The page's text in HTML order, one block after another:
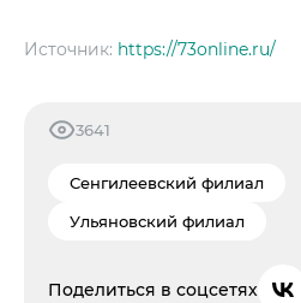
Источник: https://73online.ru/
3641
Сенгилеевский филиал
Ульяновский филиал
Поделиться в соцсетях